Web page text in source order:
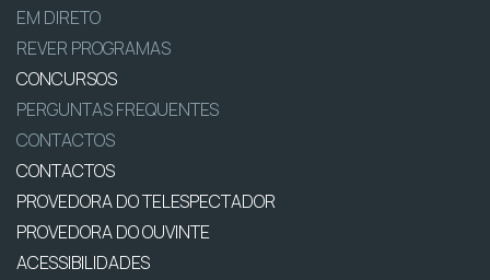
EM DIRETO
REVER PROGRAMAS
CONCURSOS
PERGUNTAS FREQUENTES
CONTACTOS
CONTACTOS
PROVEDORA DO TELESPECTADOR
PROVEDORA DO OUVINTE
ACESSIBILIDADES